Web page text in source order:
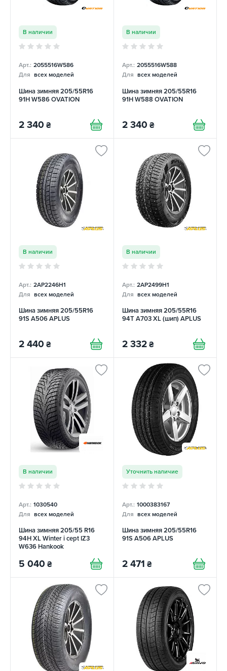
В наличии
Арт.: 2055516W586
Для всех моделей
Шина зимняя 205/55R16
91H W586 OVATION
2 340 ₴
В наличии
Арт.: 2055516W588
Для всех моделей
Шина зимняя 205/55R16
91H W588 OVATION
2 340 ₴
В наличии
Арт.: 2AP2246H1
Для всех моделей
Шина зимняя 205/55R16
91S A506 APLUS
2 440 ₴
В наличии
Арт.: 2AP2499H1
Для всех моделей
Шина зимняя 205/55R16
94T A703 XL (шип) APLUS
2 332 ₴
В наличии
Арт.: 1030540
Для всех моделей
Шина зимняя 205/55 R16
94H XL Winter i cept IZ3
W636 Hankook
5 040 ₴
Уточнить наличие
Арт.: 1000383167
Для всех моделей
Шина зимняя 205/55R16
91S A506 APLUS
2 471 ₴